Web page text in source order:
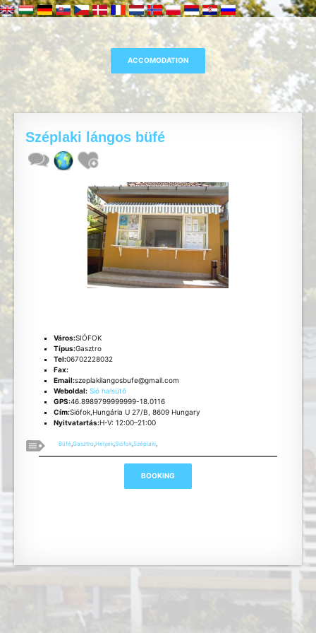
Széplaki lángos büfé
Város:SIÓFOK
Típus:Gasztro
Tel:06702228032
Fax:
Email:szeplakilangosbufe@gmail.com
Weboldal: Sió halsütő
GPS:46.8989799999999-18.0116
Cím:Siófok,Hungária U 27/B, 8609 Hungary
Nyitvatartás:H-V: 12:00–21:00
Büfé,Gasztro,Helyek,Siófok,Széplaki,